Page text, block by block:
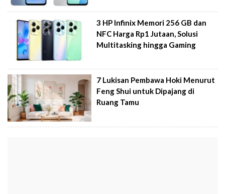
3 HP Infinix Memori 256 GB dan
NFC Harga Rp1 Jutaan, Solusi
Multitasking hingga Gaming
7 Lukisan Pembawa Hoki Menurut
Feng Shui untuk Dipajang di
Ruang Tamu